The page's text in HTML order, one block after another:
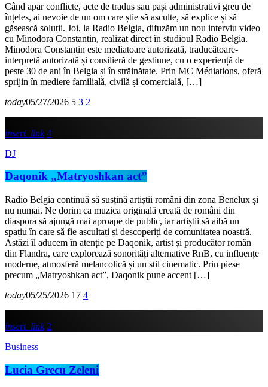
Când apar conflicte, acte de tradus sau pași administrativi greu de
înțeles, ai nevoie de un om care știe să asculte, să explice și să
găsească soluții. Joi, la Radio Belgia, difuzăm un nou interviu video
cu Minodora Constantin, realizat direct în studioul Radio Belgia.
Minodora Constantin este mediatoare autorizată, traducătoare-
interpretă autorizată și consilieră de gestiune, cu o experiență de
peste 30 de ani în Belgia și în străinătate. Prin MC Médiations, oferă
sprijin în mediere familială, civilă și comercială, […]
today05/27/2026 5 3 2
insert_link 4
DJ
Daqonik „Matryoshkan act”
Radio Belgia continuă să susțină artiștii români din zona Benelux și
nu numai. Ne dorim ca muzica originală creată de români din
diaspora să ajungă mai aproape de public, iar artiștii să aibă un
spațiu în care să fie ascultați și descoperiți de comunitatea noastră.
Astăzi îl aducem în atenție pe Daqonik, artist și producător român
din Flandra, care explorează sonorități alternative RnB, cu influențe
moderne, atmosferă melancolică și un stil cinematic. Prin piese
precum „Matryoshkan act”, Daqonik pune accent […]
today05/25/2026 17 4
insert_link 2
Business
Lucia Grecu Zeleni